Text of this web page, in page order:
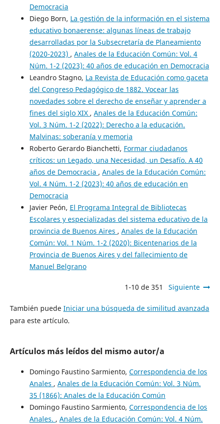
Democracia
Diego Born, La gestión de la información en el sistema
educativo bonaerense: algunas líneas de trabajo
desarrolladas por la Subsecretaría de Planeamiento
(2020-2023) , Anales de la Educación Común: Vol. 4
Núm. 1-2 (2023): 40 años de educación en Democracia
Leandro Stagno, La Revista de Educación como gaceta
del Congreso Pedagógico de 1882. Vocear las
novedades sobre el derecho de enseñar y aprender a
fines del siglo XIX , Anales de la Educación Común:
Vol. 3 Núm. 1-2 (2022): Derecho a la educación.
Malvinas: soberanía y memoria
Roberto Gerardo Bianchetti, Formar ciudadanos
críticos: un Legado, una Necesidad, un Desafío. A 40
años de Democracia , Anales de la Educación Común:
Vol. 4 Núm. 1-2 (2023): 40 años de educación en
Democracia
Javier Peón, El Programa Integral de Bibliotecas
Escolares y especializadas del sistema educativo de la
provincia de Buenos Aires , Anales de la Educación
Común: Vol. 1 Núm. 1-2 (2020): Bicentenarios de la
Provincia de Buenos Aires y del fallecimiento de
Manuel Belgrano
1-10 de 351 Siguiente
También puede Iniciar una búsqueda de similitud avanzada
para este artículo.
Artículos más leídos del mismo autor/a
Domingo Faustino Sarmiento, Correspondencia de los
Anales , Anales de la Educación Común: Vol. 3 Núm.
35 (1866): Anales de la Educación Común
Domingo Faustino Sarmiento, Correspondencia de los
Anales. , Anales de la Educación Común: Vol. 4 Núm.